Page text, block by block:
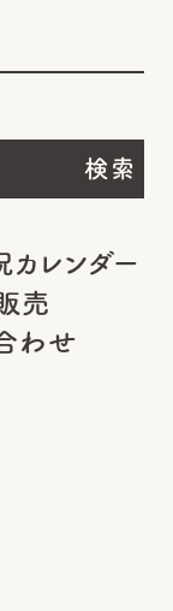
検索
カレンダー
売
わせ